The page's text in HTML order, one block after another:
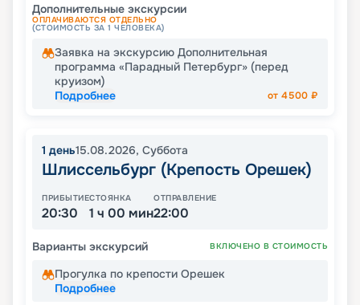
Дополнительные экскурсии
ОПЛАЧИВАЮТСЯ ОТДЕЛЬНО
(СТОИМОСТЬ ЗА 1 ЧЕЛОВЕКА)
Заявка на экскурсию Дополнительная
программа «Парадный Петербург» (перед
круизом)
Подробнее
от4500 ₽
1 день15.08.2026, Суббота
Шлиссельбург (Крепость Орешек)
ПРИБЫТИЕ
20:30
СТОЯНКА
1 ч 00 мин
ОТПРАВЛЕНИЕ
22:00
Варианты экскурсий ВКЛЮЧЕНО В СТОИМОСТЬ
Прогулка по крепости Орешек
Подробнее